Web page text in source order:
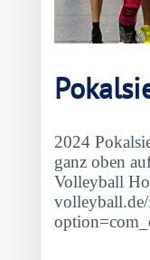
2024
ganz oben
Volleyball